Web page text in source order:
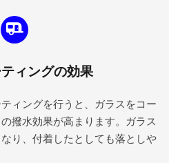
ィングの効果
ィングを行うと、ガラスをコー
撥水効果が高まります。ガラス
り、付着したとしても落としや